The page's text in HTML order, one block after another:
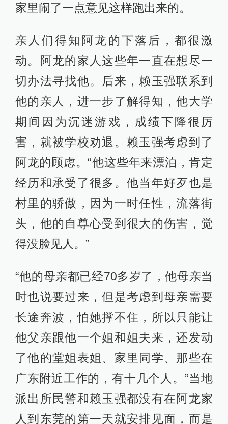
家里闹了一点意见这样跑出来的。
亲人们得知阿龙的下落后，都很激
动。阿龙的家人这些年一直在想尽一
切办法寻找他。后来，赖玉强联系到
他的亲人，进一步了解得知，他大学
期间因为沉迷游戏，成绩下降很厉
害，就被学校劝退。赖玉强考虑到了
阿龙的顾虑。“他这些年来漂泊，肯定
经历和承受了很多。他当年好歹也是
村里的骄傲，因为一时任性，流落街
头，他的自尊心受到很大的伤害，觉
得没脸见人。”
“他的母亲都已经70多岁了，他母亲当
时也说要过来，但是考虑到母亲需要
长途奔波，怕她撑不住，所以只能让
他父亲跟他一个姐和姐夫来，还发动
了他的堂姐表姐、家里同学、那些在
广东附近工作的，有十几个人。”当地
派出所民警和赖玉强都没有在阿龙家
人到东莞的第一天就安排见面，而是